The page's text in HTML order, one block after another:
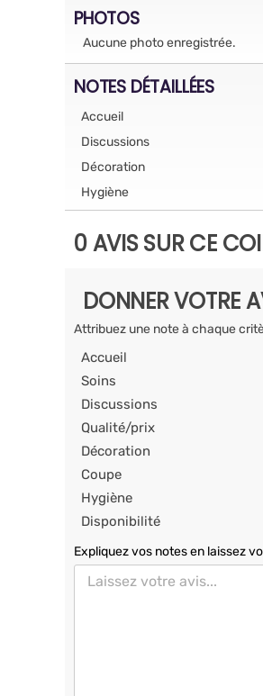
PHOTOS
Aucune photo enregistrée.
NOTES DÉTAILLÉES
Accueil
Discussions
Décoration
Hygiène
0 AVIS SUR CE
DONNER VOTRE
Attribuez une note à chaque
Accueil
Soins
Discussions
Qualité/prix
Décoration
Coupe
Hygiène
Disponibilité
Expliquez vos notes en laissez